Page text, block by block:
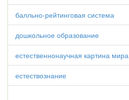
балльно-рейтинговая система
дошкольное образование
естественнонаучная картина мира
естествознание